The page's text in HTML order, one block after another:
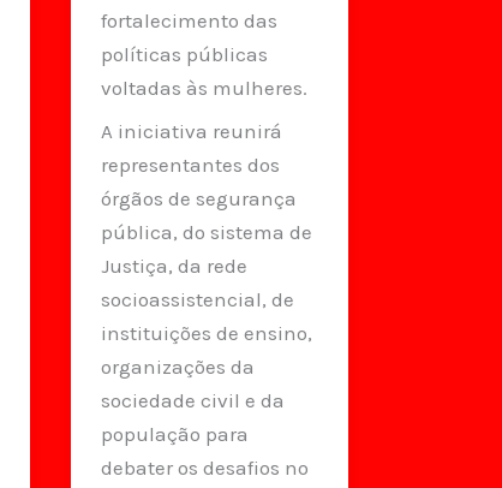
fortalecimento das
políticas públicas
voltadas às mulheres.
A iniciativa reunirá
representantes dos
órgãos de segurança
pública, do sistema de
Justiça, da rede
socioassistencial, de
instituições de ensino,
organizações da
sociedade civil e da
população para
debater os desafios no